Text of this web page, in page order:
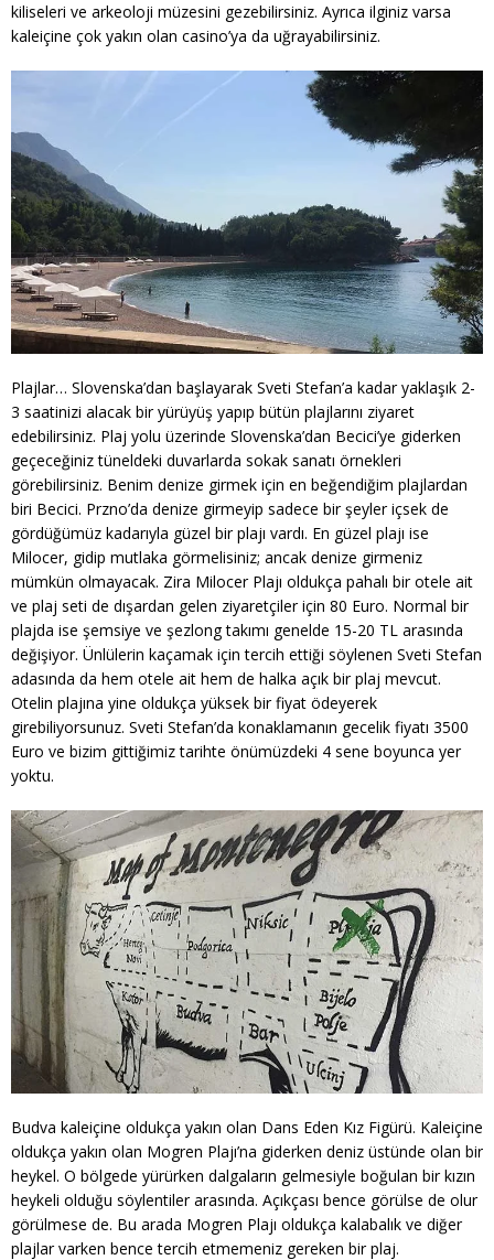
kiliseleri ve arkeoloji müzesini gezebilirsiniz. Ayrıca ilginiz varsa
kaleiçine çok yakın olan casino’ya da uğrayabilirsiniz.
Plajlar… Slovenska’dan başlayarak Sveti Stefan’a kadar yaklaşık 2-
3 saatinizi alacak bir yürüyüş yapıp bütün plajlarını ziyaret
edebilirsiniz. Plaj yolu üzerinde Slovenska’dan Becici’ye giderken
geçeceğiniz tüneldeki duvarlarda sokak sanatı örnekleri
görebilirsiniz. Benim denize girmek için en beğendiğim plajlardan
biri Becici. Przno’da denize girmeyip sadece bir şeyler içsek de
gördüğümüz kadarıyla güzel bir plajı vardı. En güzel plajı ise
Milocer, gidip mutlaka görmelisiniz; ancak denize girmeniz
mümkün olmayacak. Zira Milocer Plajı oldukça pahalı bir otele ait
ve plaj seti de dışardan gelen ziyaretçiler için 80 Euro. Normal bir
plajda ise şemsiye ve şezlong takımı genelde 15-20 TL arasında
değişiyor. Ünlülerin kaçamak için tercih ettiği söylenen Sveti Stefan
adasında da hem otele ait hem de halka açık bir plaj mevcut.
Otelin plajına yine oldukça yüksek bir fiyat ödeyerek
girebiliyorsunuz. Sveti Stefan’da konaklamanın gecelik fiyatı 3500
Euro ve bizim gittiğimiz tarihte önümüzdeki 4 sene boyunca yer
yoktu.
Budva kaleiçine oldukça yakın olan Dans Eden Kız Figürü. Kaleiçine
oldukça yakın olan Mogren Plajı’na giderken deniz üstünde olan bir
heykel. O bölgede yürürken dalgaların gelmesiyle boğulan bir kızın
heykeli olduğu söylentiler arasında. Açıkçası bence görülse de olur
görülmese de. Bu arada Mogren Plajı oldukça kalabalık ve diğer
plajlar varken bence tercih etmemeniz gereken bir plaj.